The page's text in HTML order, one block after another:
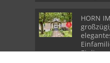
HORN